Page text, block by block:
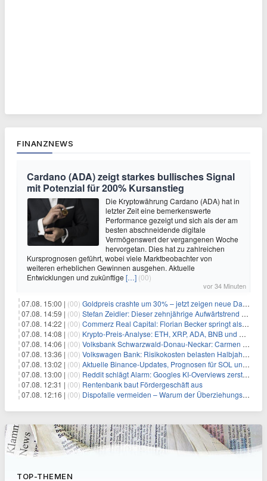
FINANZNEWS
Cardano (ADA) zeigt starkes bullisches Signal
mit Potenzial für 200% Kursanstieg
Die Kryptowährung Cardano (ADA) hat in
letzter Zeit eine bemerkenswerte
Performance gezeigt und sich als der am
besten abschneidende digitale
Vermögenswert der vergangenen Woche
hervorgetan. Dies hat zu zahlreichen
Kursprognosen geführt, wobei viele Marktbeobachter von
weiteren erheblichen Gewinnen ausgehen. Aktuelle
Entwicklungen und zukünftige […] (00)
vor 34 Minuten
07.08. 15:00 | (00) Goldpreis crashte um 30% – jetzt zeigen neue Daten: War es berechtigt?
07.08. 14:59 | (00) Stefan Zeidler: Dieser zehnjährige Aufwärtstrend macht mich optimistisch
07.08. 14:22 | (00) Commerz Real Capital: Florian Becker springt als Leiter ein
07.08. 14:08 | (00) Krypto-Preis-Analyse: ETH, XRP, ADA, BNB und HYPE
07.08. 14:06 | (00) Volksbank Schwarzwald-Donau-Neckar: Carmen Wedam übernimmt Aufsichtsratsvorsitz
07.08. 13:36 | (00) Volkswagen Bank: Risikokosten belasten Halbjahresergebnis
07.08. 13:02 | (00) Aktuelle Binance-Updates, Prognosen für SOL und DOGE: Zusammenfassung vom 7. August
07.08. 13:00 | (00) Reddit schlägt Alarm: Googles KI-Overviews zerstören das Traffic-Geschäftsmodell
07.08. 12:31 | (00) Rentenbank baut Fördergeschäft aus
07.08. 12:16 | (00) Dispofalle vermeiden – Warum der Überziehungskredit teurer ist als gedacht
TOP-THEMEN